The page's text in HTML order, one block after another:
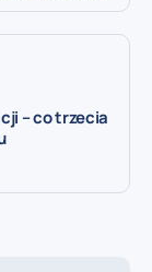
– co trzecia